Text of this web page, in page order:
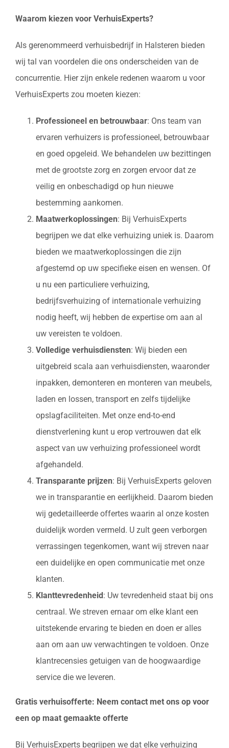
Waarom kiezen voor VerhuisExperts?
Als gerenommeerd verhuisbedrijf in Halsteren bieden
wij tal van voordelen die ons onderscheiden van de
concurrentie. Hier zijn enkele redenen waarom u voor
VerhuisExperts zou moeten kiezen:
Professioneel en betrouwbaar: Ons team van
ervaren verhuizers is professioneel, betrouwbaar
en goed opgeleid. We behandelen uw bezittingen
met de grootste zorg en zorgen ervoor dat ze
veilig en onbeschadigd op hun nieuwe
bestemming aankomen.
Maatwerkoplossingen: Bij VerhuisExperts
begrijpen we dat elke verhuizing uniek is. Daarom
bieden we maatwerkoplossingen die zijn
afgestemd op uw specifieke eisen en wensen. Of
u nu een particuliere verhuizing,
bedrijfsverhuizing of internationale verhuizing
nodig heeft, wij hebben de expertise om aan al
uw vereisten te voldoen.
Volledige verhuisdiensten: Wij bieden een
uitgebreid scala aan verhuisdiensten, waaronder
inpakken, demonteren en monteren van meubels,
laden en lossen, transport en zelfs tijdelijke
opslagfaciliteiten. Met onze end-to-end
dienstverlening kunt u erop vertrouwen dat elk
aspect van uw verhuizing professioneel wordt
afgehandeld.
Transparante prijzen: Bij VerhuisExperts geloven
we in transparantie en eerlijkheid. Daarom bieden
wij gedetailleerde offertes waarin al onze kosten
duidelijk worden vermeld. U zult geen verborgen
verrassingen tegenkomen, want wij streven naar
een duidelijke en open communicatie met onze
klanten.
Klanttevredenheid : Uw tevredenheid staat bij ons
centraal. We streven ernaar om elke klant een
uitstekende ervaring te bieden en doen er alles
aan om aan uw verwachtingen te voldoen. Onze
klantrecensies getuigen van de hoogwaardige
service die we leveren.
Gratis verhuisofferte: Neem contact met ons op voor
een op maat gemaakte offerte
Bij VerhuisExperts begrijpen we dat elke verhuizing